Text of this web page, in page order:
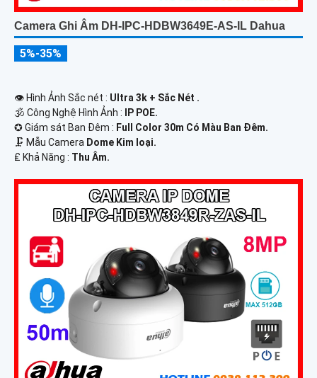
Camera Ghi Âm DH-IPC-HDBW3649E-AS-IL Dahua
5%-35%
👁 Hình Ảnh Sắc nét : Ultra 3k + Sắc Nét .
🕉️ Công Nghệ Hình Ảnh :
IP POE.
✪ Giám sát Ban Đêm : Full Color 30m Có Màu Ban Ðêm.
🗜️ Mẫu Camera Dome Kim loại.
️₤ Khả Năng : Thu Âm.